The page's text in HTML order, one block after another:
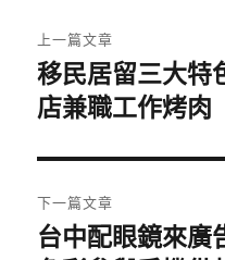
章
導
覽
上一篇文章
上
一
文
章:
移民居留三大特
店兼職工作烤肉
下一篇文章
下
台中配眼鏡來廣